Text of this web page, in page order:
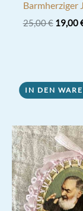
Barmherziger
25,00€ 19,00
IN DEN